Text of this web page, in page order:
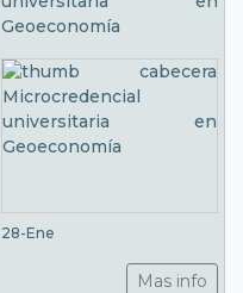
Geoeconomía
28-Ene
Mas info